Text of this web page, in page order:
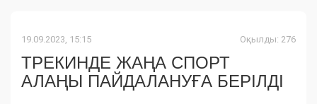
19.09.2023, 15:15 Оқылды: 276
ТРЕКИНДЕ ЖАҢА СПОРТ
АЛАҢЫ ПАЙДАЛАНУҒА БЕРІЛДІ